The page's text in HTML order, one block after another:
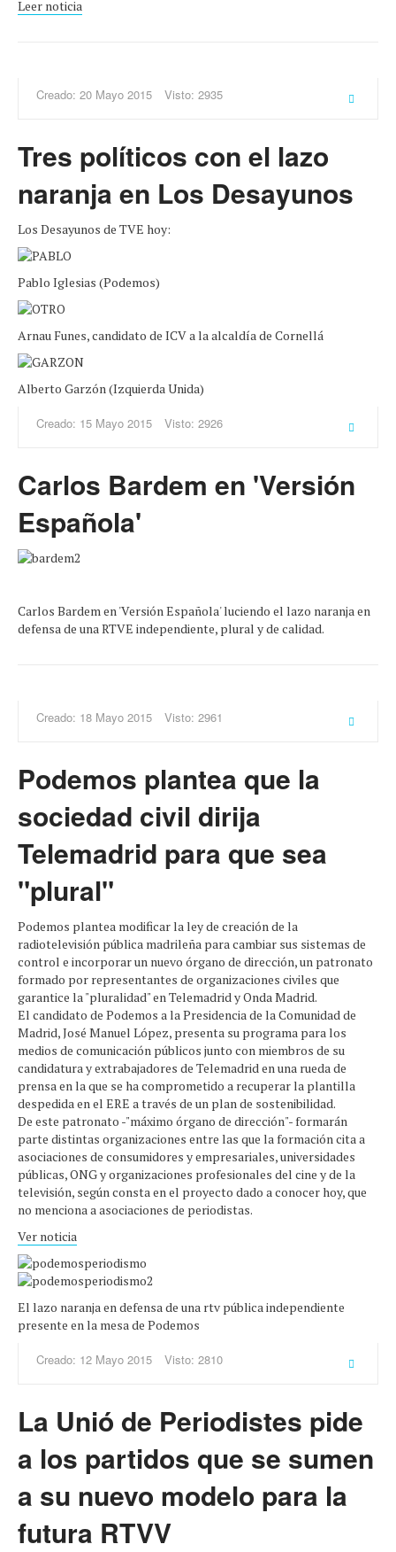
Leer noticia
Creado: 20 Mayo 2015 Visto: 2935
Tres políticos con el lazo
naranja en Los Desayunos
Los Desayunos de TVE hoy:
Pablo Iglesias (Podemos)
Arnau Funes, candidato de ICV a la alcaldía de Cornellá
Alberto Garzón (Izquierda Unida)
Creado: 15 Mayo 2015 Visto: 2926
Carlos Bardem en 'Versión
Española'
Carlos Bardem en 'Versión Española' luciendo el lazo naranja en
defensa de una RTVE independiente, plural y de calidad.
Creado: 18 Mayo 2015 Visto: 2961
Podemos plantea que la
sociedad civil dirija
Telemadrid para que sea
"plural"
Podemos plantea modificar la ley de creación de la
radiotelevisión pública madrileña para cambiar sus sistemas de
control e incorporar un nuevo órgano de dirección, un patronato
formado por representantes de organizaciones civiles que
garantice la "pluralidad" en Telemadrid y Onda Madrid.
El candidato de Podemos a la Presidencia de la Comunidad de
Madrid, José Manuel López, presenta su programa para los
medios de comunicación públicos junto con miembros de su
candidatura y extrabajadores de Telemadrid en una rueda de
prensa en la que se ha comprometido a recuperar la plantilla
despedida en el ERE a través de un plan de sostenibilidad.
De este patronato -"máximo órgano de dirección"- formarán
parte distintas organizaciones entre las que la formación cita a
asociaciones de consumidores y empresariales, universidades
públicas, ONG y organizaciones profesionales del cine y de la
televisión, según consta en el proyecto dado a conocer hoy, que
no menciona a asociaciones de periodistas.
Ver noticia
El lazo naranja en defensa de una rtv pública independiente
presente en la mesa de Podemos
Creado: 12 Mayo 2015 Visto: 2810
La Unió de Periodistes pide
a los partidos que se sumen
a su nuevo modelo para la
futura RTVV